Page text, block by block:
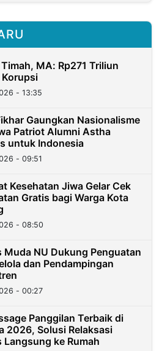
MA: Rp271 Triliun
- 13:35
Gaungkan Nasionalisme
Patriot Alumni Astha
untuk Indonesia
- 09:51
Kesehatan Jiwa Gelar Cek
Gratis bagi Warga Kota
- 08:50
Muda NU Dukung Penguatan
dan Pendampingan
- 00:27
Panggilan Terbaik di
2026, Solusi Relaksasi
Langsung ke Rumah